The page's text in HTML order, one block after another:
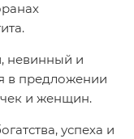
невинный и
в предложении
и женщин.
успеха и